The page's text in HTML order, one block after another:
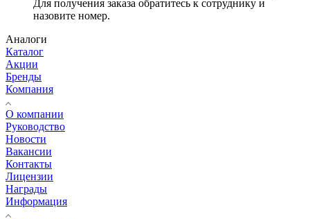
Для получения заказа обратитесь к сотруднику и
назовите номер.
Аналоги
Каталог
Акции
Бренды
Компания
О компании
Руководство
Новости
Вакансии
Контакты
Лицензии
Награды
Информация